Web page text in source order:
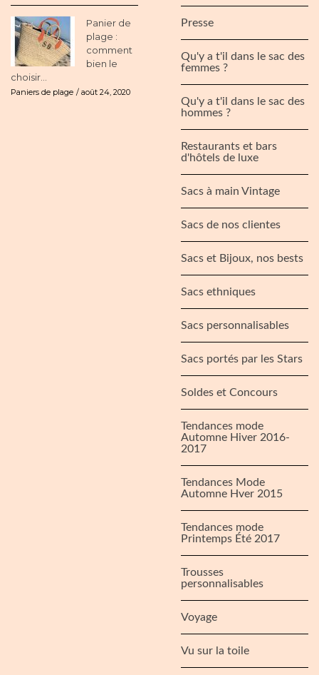
Panier de
plage :
comment
bien le
choisir...
Paniers de plage août 24, 2020
Presse
Qu'y a t'il dans le sac des
femmes ?
Qu'y a t'il dans le sac des
hommes ?
Restaurants et bars
d'hôtels de luxe
Sacs à main Vintage
Sacs de nos clientes
Sacs et Bijoux, nos bests
Sacs ethniques
Sacs personnalisables
Sacs portés par les Stars
Soldes et Concours
Tendances mode
Automne Hiver 2016-
2017
Tendances Mode
Automne Hver 2015
Tendances mode
Printemps Été 2017
Trousses
personnalisables
Voyage
Vu sur la toile